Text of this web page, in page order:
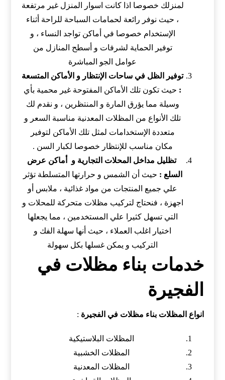
لمنزلك خصوصا اذا كانت اسوار المنزل غير مرتفعة
، حيث نوفر رائعة لحمامات السباحة للراحة أثناء
الإستخدام خصوصا في أماكن تواجد النساء ، و
توفير الحماية لشرفات و أسطح المنازل من
عوامل الجو المباشرة
توفير الظل في ساحات الإنتظار و الأماكن المتسعة
: حيث تكون تلك الأماكن المفتوحة غير محمية بأي
وسيلة مما يؤرق المارة و المنتظرين ، و نقدم لك
تلك الأنواع من المظلات المعدنية مناسبة السعر و
متعددة الإستخدامات لمثل تلك الأماكن لتوفير
مكان مناسب للإنتظار خصوصا لكبار السن .
تظليل مداخل المحلات التجارية و أماكن عرض
السلع : حيث أن الشمس و حرارتها المتسلطة تؤثر
علي جميع المنتجات من مواد غذائية ، ملابس أو
اجهزة ، فنحتاج لتركيب مظلات متحركة للمحلات و
التي تسهل كثيرا علي المستخدمين ، مما يجعلها
اختيار اغلب العملاء ، حيث أنها سهلة الفك و
التركيب و يمكن غسلها بكل سهولة
خدمات بناء مظلات في
الفجيرة
انواع المظلات بناء مظلات في الفجيرة :
المظلات البلاستيكية
المظلات الخشبية
المظلات المعدنية